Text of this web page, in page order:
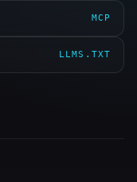
MCP
LLMS.TXT